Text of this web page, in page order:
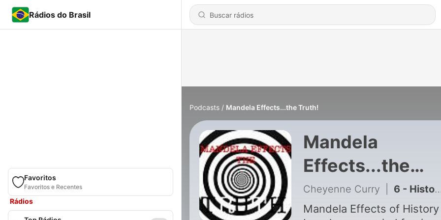
Rádios do Brasil
Favoritos
Favoritos e Recentes
Rádios
Podcasts Mandela Effects...the Truth!
Mandela
Effects...the
Truth! de
Cheyenne
Cheyenne Curry 6 - Historic Mandela Effects We Bet You Didn’t Know About
Mandela Effects of